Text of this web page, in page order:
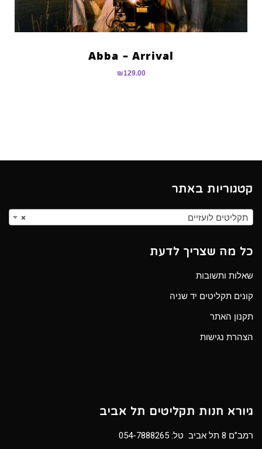
Abba – Arrival
₪129.00
קטגוריות באתר
× תקליטים לועזיים
כל מה שצריך לדעת
שאלות ותשובות
קונים תקליטים יד שניה
תקנון האתר
הצהרת נגישות
גיורא חנות תקליטים תל אביב
רמב”ם 8 תל אביב טל: 054-7888265